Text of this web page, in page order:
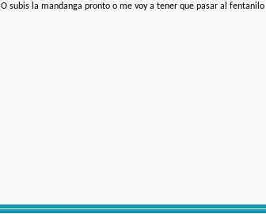
O subis la mandanga pronto o me voy a tener que pasar al fentanilo